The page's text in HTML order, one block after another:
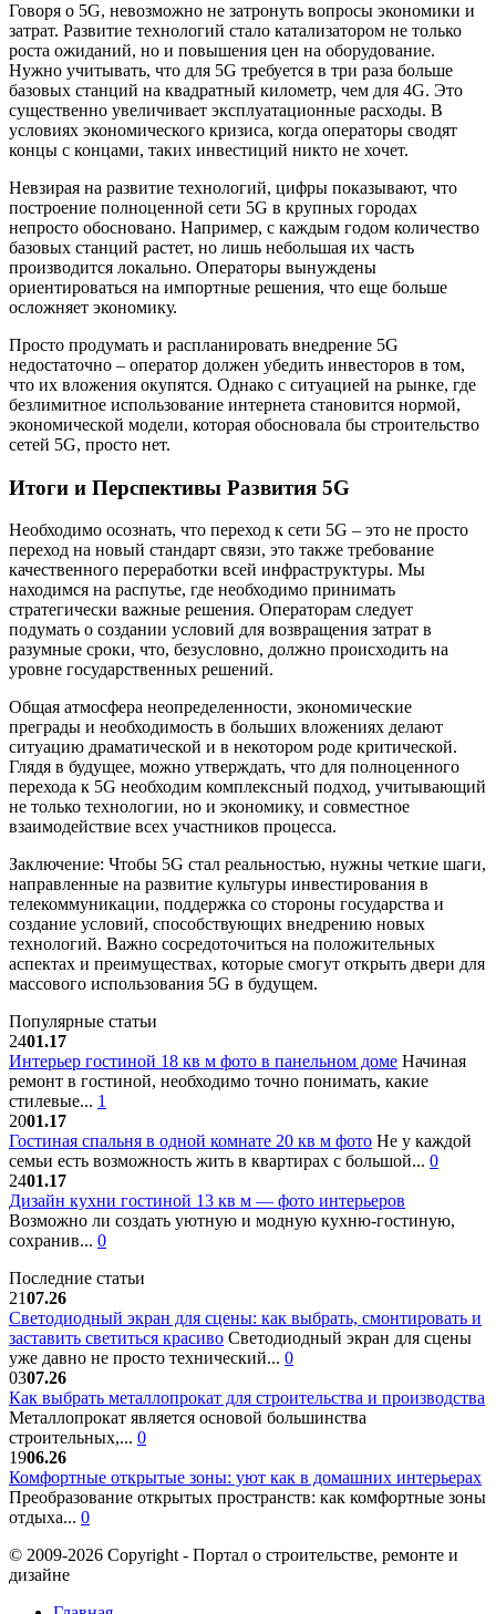
Говоря о 5G, невозможно не затронуть вопросы экономики и
затрат. Развитие технологий стало катализатором не только
роста ожиданий, но и повышения цен на оборудование.
Нужно учитывать, что для 5G требуется в три раза больше
базовых станций на квадратный километр, чем для 4G. Это
существенно увеличивает эксплуатационные расходы. В
условиях экономического кризиса, когда операторы сводят
концы с концами, таких инвестиций никто не хочет.
Невзирая на развитие технологий, цифры показывают, что
построение полноценной сети 5G в крупных городах
непросто обосновано. Например, с каждым годом количество
базовых станций растет, но лишь небольшая их часть
производится локально. Операторы вынуждены
ориентироваться на импортные решения, что еще больше
осложняет экономику.
Просто продумать и распланировать внедрение 5G
недостаточно – оператор должен убедить инвесторов в том,
что их вложения окупятся. Однако с ситуацией на рынке, где
безлимитное использование интернета становится нормой,
экономической модели, которая обосновала бы строительство
сетей 5G, просто нет.
Итоги и Перспективы Развития 5G
Необходимо осознать, что переход к сети 5G – это не просто
переход на новый стандарт связи, это также требование
качественного переработки всей инфраструктуры. Мы
находимся на распутье, где необходимо принимать
стратегически важные решения. Операторам следует
подумать о создании условий для возвращения затрат в
разумные сроки, что, безусловно, должно происходить на
уровне государственных решений.
Общая атмосфера неопределенности, экономические
преграды и необходимость в больших вложениях делают
ситуацию драматической и в некотором роде критической.
Глядя в будущее, можно утверждать, что для полноценного
перехода к 5G необходим комплексный подход, учитывающий
не только технологии, но и экономику, и совместное
взаимодействие всех участников процесса.
Заключение: Чтобы 5G стал реальностью, нужны четкие шаги,
направленные на развитие культуры инвестирования в
телекоммуникации, поддержка со стороны государства и
создание условий, способствующих внедрению новых
технологий. Важно сосредоточиться на положительных
аспектах и преимуществах, которые смогут открыть двери для
массового использования 5G в будущем.
Популярные статьи
2401.17
Интерьер гостиной 18 кв м фото в панельном доме Начиная
ремонт в гостиной, необходимо точно понимать, какие
стилевые... 1
2001.17
Гостиная спальня в одной комнате 20 кв м фото Не у каждой
семьи есть возможность жить в квартирах с большой... 0
2401.17
Дизайн кухни гостиной 13 кв м — фото интерьеров
Возможно ли создать уютную и модную кухню-гостиную,
сохранив... 0
Последние статьи
2107.26
Светодиодный экран для сцены: как выбрать, смонтировать и
заставить светиться красиво Светодиодный экран для сцены
уже давно не просто технический... 0
0307.26
Как выбрать металлопрокат для строительства и производства
Металлопрокат является основой большинства
строительных,... 0
1906.26
Комфортные открытые зоны: уют как в домашних интерьерах
Преобразование открытых пространств: как комфортные зоны
отдыха... 0
© 2009-2026 Copyright - Портал о строительстве, ремонте и
дизайне